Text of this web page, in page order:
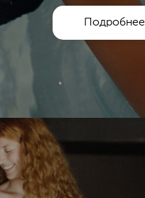
Подробнее